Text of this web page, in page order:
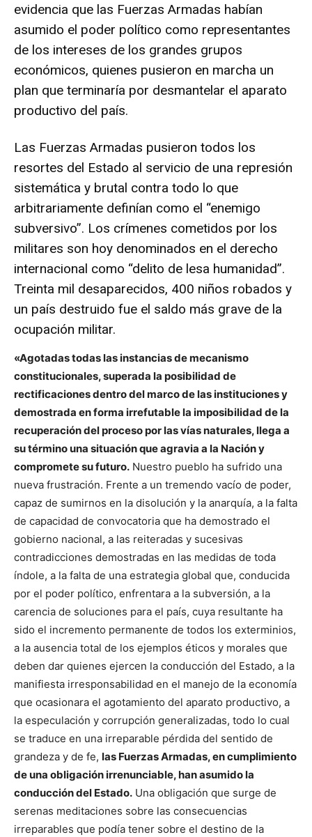
evidencia que las Fuerzas Armadas habían
asumido el poder político como representantes
de los intereses de los grandes grupos
económicos, quienes pusieron en marcha un
plan que terminaría por desmantelar el aparato
productivo del país.
Las Fuerzas Armadas pusieron todos los
resortes del Estado al servicio de una represión
sistemática y brutal contra todo lo que
arbitrariamente definían como el “enemigo
subversivo”. Los crímenes cometidos por los
militares son hoy denominados en el derecho
internacional como “delito de lesa humanidad”.
Treinta mil desaparecidos, 400 niños robados y
un país destruido fue el saldo más grave de la
ocupación militar.
«Agotadas todas las instancias de mecanismo
constitucionales, superada la posibilidad de
rectificaciones dentro del marco de las instituciones y
demostrada en forma irrefutable la imposibilidad de la
recuperación del proceso por las vías naturales, llega a
su término una situación que agravia a la Nación y
compromete su futuro. Nuestro pueblo ha sufrido una
nueva frustración. Frente a un tremendo vacío de poder,
capaz de sumirnos en la disolución y la anarquía, a la falta
de capacidad de convocatoria que ha demostrado el
gobierno nacional, a las reiteradas y sucesivas
contradicciones demostradas en las medidas de toda
índole, a la falta de una estrategia global que, conducida
por el poder político, enfrentara a la subversión, a la
carencia de soluciones para el país, cuya resultante ha
sido el incremento permanente de todos los exterminios,
a la ausencia total de los ejemplos éticos y morales que
deben dar quienes ejercen la conducción del Estado, a la
manifiesta irresponsabilidad en el manejo de la economía
que ocasionara el agotamiento del aparato productivo, a
la especulación y corrupción generalizadas, todo lo cual
se traduce en una irreparable pérdida del sentido de
grandeza y de fe, las Fuerzas Armadas, en cumplimiento
de una obligación irrenunciable, han asumido la
conducción del Estado. Una obligación que surge de
serenas meditaciones sobre las consecuencias
irreparables que podía tener sobre el destino de la